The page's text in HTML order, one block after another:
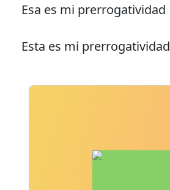
Esa es mi prerrogatividad
Esta es mi prerrogatividad